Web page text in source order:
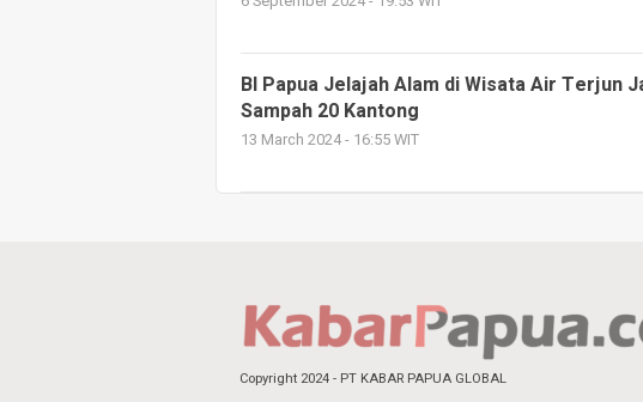
BI Papua Jelajah Alam di Wisata Air Terjun
Sampah 20 Kantong
13 March 2024 - 16:55 WIT
Copyright 2024 - PT KABAR PAPUA GLOBAL